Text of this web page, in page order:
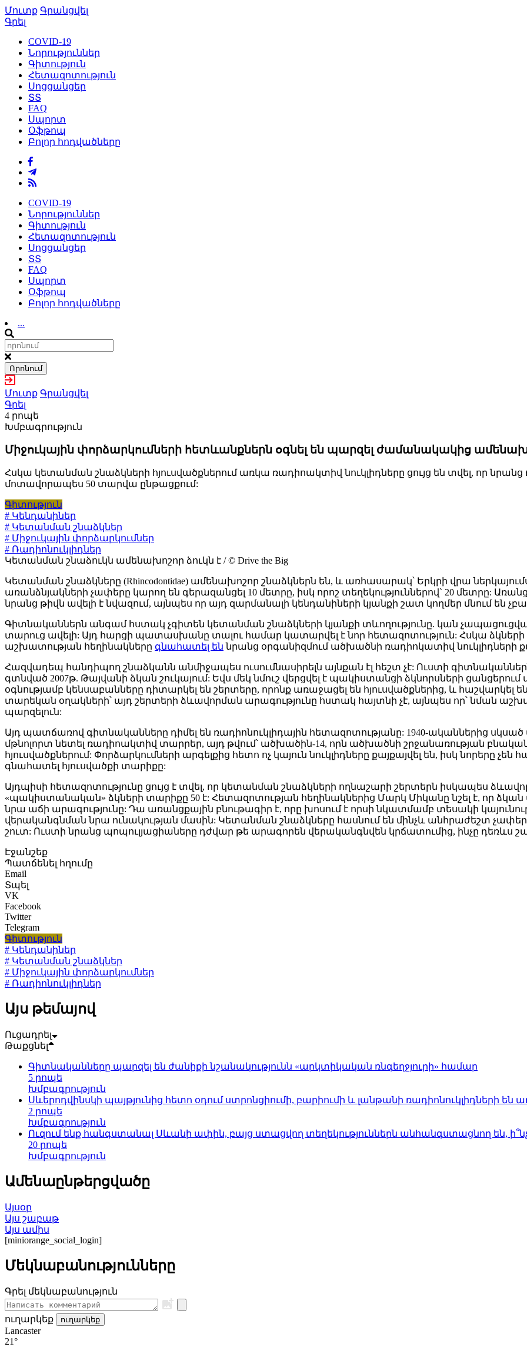
Մուտք Գրանցվել
Գրել
COVID-19
Նորություններ
Գիտություն
Հետազոտություն
Սոցցանցեր
ՏՏ
FAQ
Սպորտ
Օֆթոպ
Բոլոր հոդվածները
COVID-19
Նորություններ
Գիտություն
Հետազոտություն
Սոցցանցեր
ՏՏ
FAQ
Սպորտ
Օֆթոպ
Բոլոր հոդվածները
...
Որոնում
Մուտք Գրանցվել
Գրել
4 րոպե
Խմբագրություն
Միջուկային փորձարկումների հետևանքներն օգնել են պարզել ժամանակակից
Հսկա կետանման շնաձկների հյուսվածքներում առկա ռադիոակտիվ նուկլիդները ցույց են տվել, որ
մոտավորապես 50 տարվա ընթացքում:
Գիտություն
# Կենդանիներ
# Կետանման շնաձկներ
# Միջուկային փորձարկումներ
# Ռադիոնուկլիդներ
Կետանման շնաձուկն ամենախոշոր ձուկն է / © Drive the Big
Կետանման շնաձկները (Rhincodontidae) ամենախոշոր շնաձկներն են, և առհասարակ՝ Երկրի վրա
առանձնյակների չափերը կարող են գերազանցել 10 մետրը, իսկ որոշ տեղեկություններով` 20 մետրը:
նրանց թիվն ավելի է նվազում, այնպես որ այդ զարմանալի կենդանիների կյանքի շատ կողմեր մնում են
Գիտնականներն անգամ հստակ չգիտեն կետանման շնաձկների կյանքի տևողությունը. կան չապացուցված
տարուց ավելի: Այդ հարցի պատասխանը տալու համար կատարվել է նոր հետազոտություն: Հսկա ձկների
աշխատության հեղինակները գնահատել են նրանց օրգանիզմում ածխածնի ռադիոկատիվ նուկլիդների
Հազվադեպ հանդիպող շնաձկանն անմիջապես ուսումնասիրելն այնքան էլ հեշտ չէ: Ուստի
գտնված 2007թ. Թայվանի ձկան շուկայում: Եվս մեկ նմուշ վերցվել է պակիստանցի ձկնորսների
օգնությամբ կենսաբանները դիտարկել են շերտերը, որոնք առաջացել են հյուսվածքներից, և հաշվարկել
տարեկան օղակների՝ այդ շերտերի ձևավորման արագությունը հստակ հայտնի չէ, այնպես որ՝ նման
պարզելուն:
Այդ պատճառով գիտնականները դիմել են ռադիոնուկլիդային հետազոտությանը: 1940-ականներից սկսած
մթնոլորտ նետել ռադիոակտիվ տարրեր, այդ թվում՝ ածխածին-14, որն ածխածնի շրջանառության բնական
հյուսվածքներում: Փորձարկումների արգելքից հետո ոչ կայուն նուկլիդները քայքայվել են, իսկ նորերը չեն
գնահատել հյուսվածքի տարիքը:
Այդպիսի հետազոտությունը ցույց է տվել, որ կետանման շնաձկների ողնաշարի շերտերն իսկապես
«պակիստանական» ձկների տարիքը 50 է: Հետազոտության հեղինակներից Մարկ Միկանը նշել է, որ ձկան
նրա աճի արագությունը: Դա առանցքային բնութագիր է, որը խոսում է որսի նկատմամբ տեսակի
վերականգնման նրա ունակության մասին: Կետանման շնաձկները հասնում են մինչև անհրաժեշտ
շուտ: Ուստի նրանց պոպուլյացիաները դժվար թե արագորեն վերականգնվեն կրճատումից, ինչը դեռևս
Էջանշեք
Պատճենել հղումը
Email
Տպել
VK
Facebook
Twitter
Telegram
Գիտություն
# Կենդանիներ
# Կետանման շնաձկներ
# Միջուկային փորձարկումներ
# Ռադիոնուկլիդներ
Այս թեմայով
Ուցադրել
Թաքցնել
Գիտնականները պարզել են ժանիքի նշանակությունն «արկտիկական ռնգեղջյուրի» համար
5 րոպե
Խմբագրություն
Սևերոդվինսկի պայթյունից հետո օդում ստրոնցիումի, բարիումի և լանթանի ռադիոնուկլիդների են
2 րոպե
Խմբագրություն
Ուզում ենք հանգստանալ Սևանի ափին, բայց ստացվող տեղեկություններն անհանգստացնող են,
20 րոպե
Խմբագրություն
Ամենաընթերցվածը
Այսօր
Այս շաբաթ
Այս ամիս
[miniorange_social_login]
Մեկնաբանությունները
Գրել մեկնաբանություն
ուղարկեք ուղարկեք
Lancaster
21°